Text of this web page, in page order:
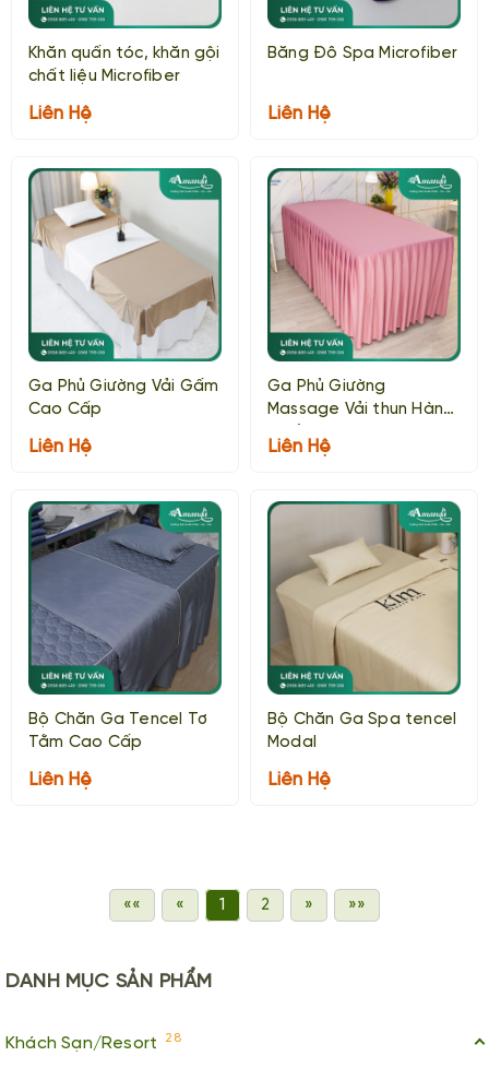
DANH MỤC SẢN PHẨM
Khách Sạn/Resort 28
Khăn quấn tóc, khăn gội
chất liệu Microfiber
Liên Hệ
Băng Đô Spa Microfiber
Liên Hệ
Ga Phủ Giường Vải Gấm
Cao Cấp
Liên Hệ
Ga Phủ Giường
Massage Vải thun Hàn
Liên Hệ
Bộ Chăn Ga Tencel Tơ
Tằm Cao Cấp
Liên Hệ
Bộ Chăn Ga Spa tencel
Modal
Liên Hệ
«« « 1 2 » »»